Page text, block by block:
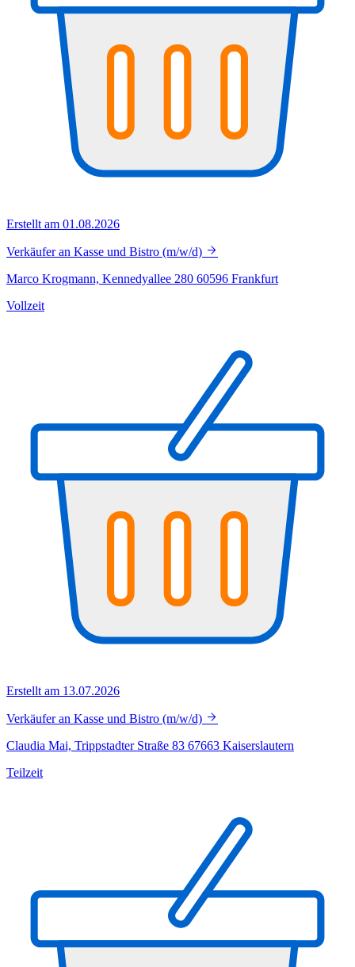
Erstellt am 01.08.2026
Verkäufer an Kasse und Bistro (m/w/d)
Marco Krogmann, Kennedyallee 280 60596 Frankfurt
Vollzeit
Erstellt am 13.07.2026
Verkäufer an Kasse und Bistro (m/w/d)
Claudia Mai, Trippstadter Straße 83 67663 Kaiserslautern
Teilzeit